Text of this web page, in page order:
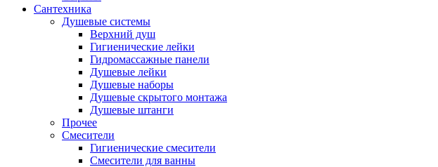
Сантехника
Душевые системы
Верхний душ
Гигиенические лейки
Гидромассажные панели
Душевые лейки
Душевые наборы
Душевые скрытого монтажа
Душевые штанги
Прочее
Смесители
Гигиенические смесители
Смесители для ванны